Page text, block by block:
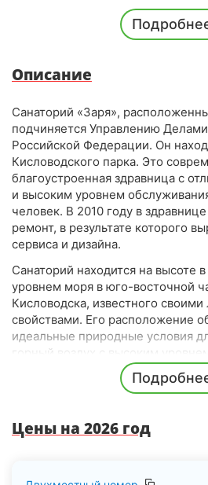
Похудение
СПА (SPA)
Описание
Санаторий «Заря»,
подчиняется Управлению
Российской Федерации. Он
Кисловодского парка. Это
благоустроенная здравница с
и высоким уровнем
человек. В 2010 году в
ремонт, в результате которого
сервиса и дизайна.
Санаторий находится на высоте
уровнем моря в юго-восточной
Кисловодска, известного
свойствами. Его расположение
идеальные природные условия
горный воздух с высоким
солнечного света круглый год,
атмосферное давление,
«Заря» представляет собой
теплым переходом. Корпуса
Цены на 2026 год